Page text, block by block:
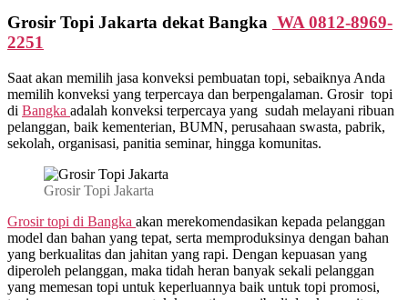
Grosir Topi Jakarta dekat Bangka WA 0812-8969-
2251
Saat akan memilih jasa konveksi pembuatan topi, sebaiknya Anda
memilih konveksi yang terpercaya dan berpengalaman. Grosir topi
di Bangka adalah konveksi terpercaya yang sudah melayani ribuan
pelanggan, baik kementerian, BUMN, perusahaan swasta, pabrik,
sekolah, organisasi, panitia seminar, hingga komunitas.
Grosir Topi Jakarta
Grosir topi di Bangka akan merekomendasikan kepada pelanggan
model dan bahan yang tepat, serta memproduksinya dengan bahan
yang berkualitas dan jahitan yang rapi. Dengan kepuasan yang
diperoleh pelanggan, maka tidah heran banyak sekali pelanggan
yang memesan topi untuk keperluannya baik untuk topi promosi,